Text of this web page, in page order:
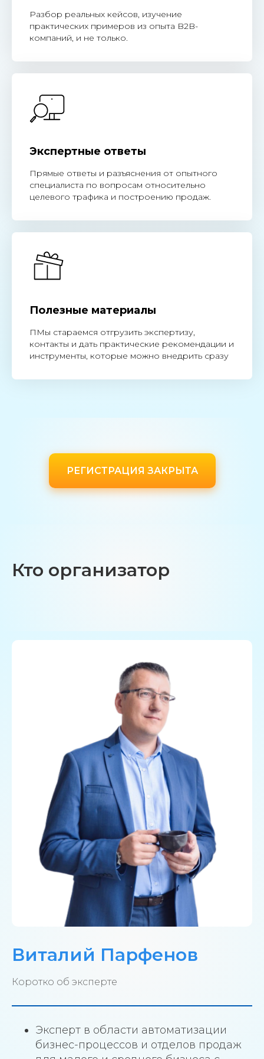
Разбор реальных кейсов, изучение
практических примеров из опыта B2B-
компаний, и не только.
Экспертные ответы
Прямые ответы и разъяснения от опытного
специалиста по вопросам относительно
целевого трафика и построению продаж.
Полезные материалы
ПМы стараемся отгрузить экспертизу,
контакты и дать практические рекомендации и
инструменты, которые можно внедрить сразу
РЕГИСТРАЦИЯ ЗАКРЫТА
Кто организатор
Виталий Парфенов
Коротко об эксперте
Эксперт в области автоматизации
бизнес-процессов и отделов продаж